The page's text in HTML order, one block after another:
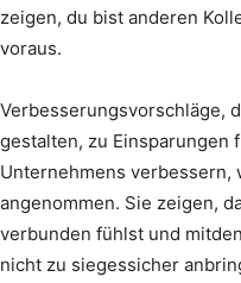
zeigen, du bist anderen
voraus.
Verbesserungsvorschläge,
gestalten, zu Einsparungen
Unternehmens verbessern,
angenommen. Sie zeigen,
verbunden fühlst und
nicht zu siegessicher